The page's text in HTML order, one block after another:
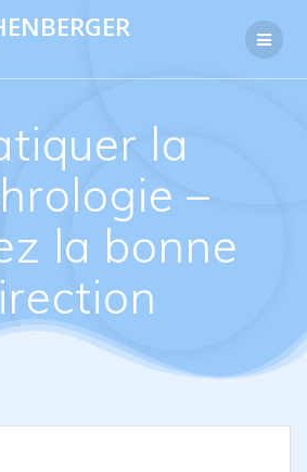
to
la
–
la bonne